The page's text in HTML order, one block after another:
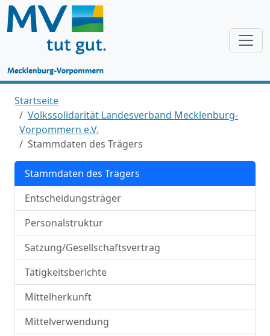
Startseite
Volkssolidarität Landesverband Mecklenburg-
Vorpommern e.V.
Stammdaten des Trägers
Stammdaten des Trägers
Entscheidungsträger
Personalstruktur
Satzung/Gesellschaftsvertrag
Tätigkeitsberichte
Mittelherkunft
Mittelverwendung